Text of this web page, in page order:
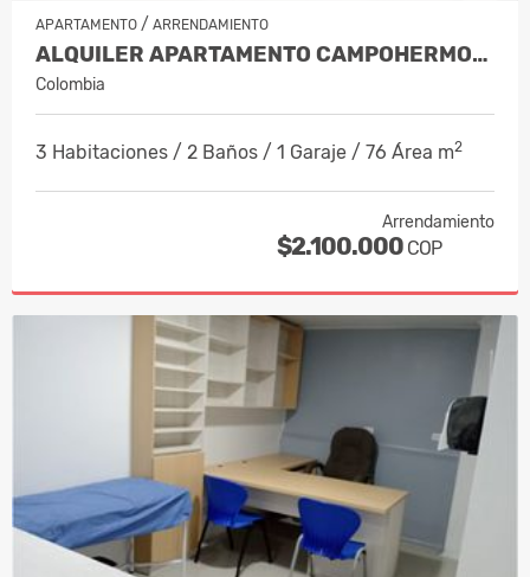
APARTAMENTO / ARRENDAMIENTO
ALQUILER APARTAMENTO CAMPOHERMOSO…
Colombia
3 Habitaciones / 2 Baños / 1 Garaje / 76 Área m2
Arrendamiento
$2.100.000 COP